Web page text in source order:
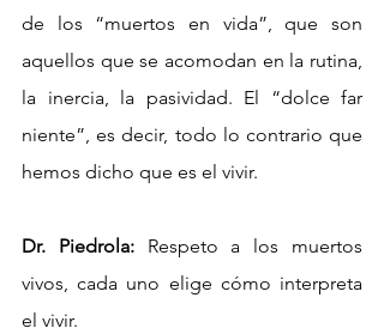
de los “muertos en vida”, que son
aquellos que se acomodan en la rutina,
la inercia, la pasividad. El “dolce far
niente”, es decir, todo lo contrario que
hemos dicho que es el vivir.
Dr. Piedrola: Respeto a los muertos
vivos, cada uno elige cómo interpreta
el vivir.